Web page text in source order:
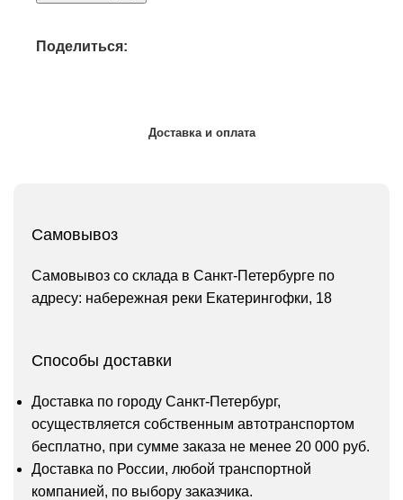
Поделиться:
Доставка и оплата
Самовывоз
Самовывоз со склада в Санкт-Петербурге по
адресу: набережная реки Екатерингофки, 18
Способы доставки
Доставка по городу Санкт-Петербург,
осуществляется собственным автотранспортом
бесплатно, при сумме заказа не менее 20 000 руб.
Доставка по России, любой транспортной
компанией, по выбору заказчика.